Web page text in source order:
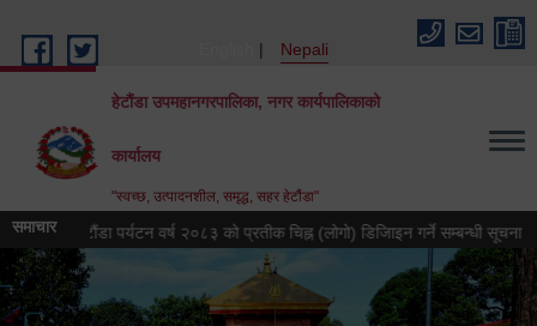
Nepali
हेटौंडा उपमहानगरपालिका, नगर कार्यपालिकाको
कार्यालय
"स्वच्छ, उत्पादनशील, समृद्ध, सहर हेटौंडा"
समाचार
हेटौंडा पर्यटन वर्ष २०८३ को प्रतीक चिह्न (लोगो) डिजिाइन गर्ने सम्बन्धी सूचना